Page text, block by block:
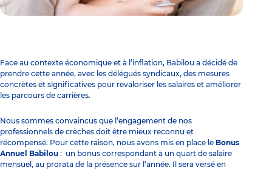
Face au contexte économique et à l’inflation, Babilou a décidé de
prendre cette année, avec les délégués syndicaux, des mesures
concrètes et significatives pour revaloriser les salaires et améliorer
les parcours de carrières.
Nous sommes convaincus que l’engagement de nos
professionnels de crèches doit être mieux reconnu et
récompensé. Pour cette raison, nous avons mis en place le Bonus
Annuel Babilou : un bonus correspondant à un quart de salaire
mensuel, au prorata de la présence sur l’année. Il sera versé en